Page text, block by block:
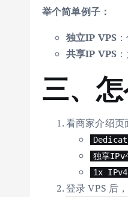
举个简单例子：
独立IP VPS
共享IP VPS
三、
看商家介绍页
独享
1x
登录 VPS 后